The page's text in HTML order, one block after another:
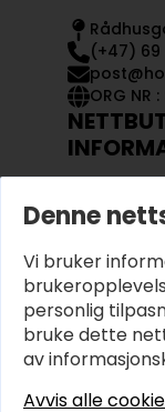
(+47) 69
ORG NR
OM OSS
Denne
Vi bruker
personlig
bruke dette
av
Avvis alle